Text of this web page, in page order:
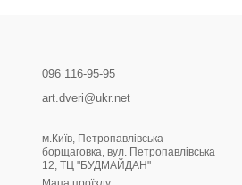
096 116-95-95
art.dveri@ukr.net
м.Київ, Петропавлівська
борщаговка, вул. Петропавлівська
12, ТЦ "БУДМАЙДАН"